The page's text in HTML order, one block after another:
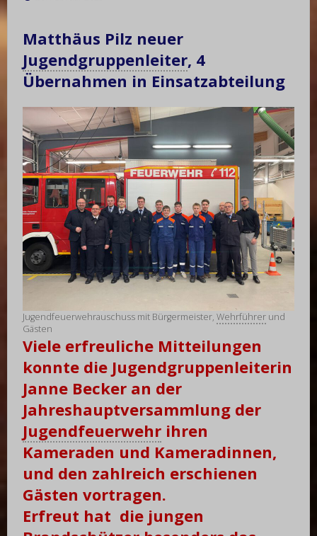
Matthäus Pilz neuer
Jugendgruppenleiter, 4
Übernahmen in Einsatzabteilung
Jugendfeuerwehrauschuss mit Bürgermeister,Wehrführer und
Gästen
Viele erfreuliche Mitteilungen
konnte die Jugendgruppenleiterin
Janne Becker an der
Jahreshauptversammlung der
Jugendfeuerwehr ihren
Kameraden und Kameradinnen,
und den zahlreich erschienen
Gästen vortragen.
Erfreut hat die jungen